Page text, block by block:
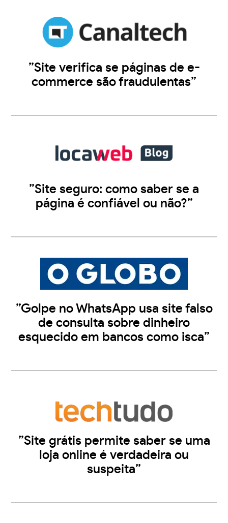
”Site verifica se páginas de e-
commerce são fraudulentas”
”Site seguro: como saber se a
página é confiável ou não?”
”Golpe no WhatsApp usa site falso
de consulta sobre dinheiro
esquecido em bancos como isca”
”Site grátis permite saber se uma
loja online é verdadeira ou
suspeita”